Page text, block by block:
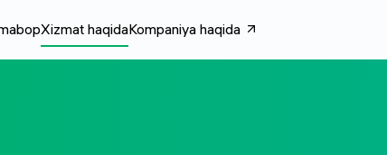
Xizmat haqidaKompaniya haqida